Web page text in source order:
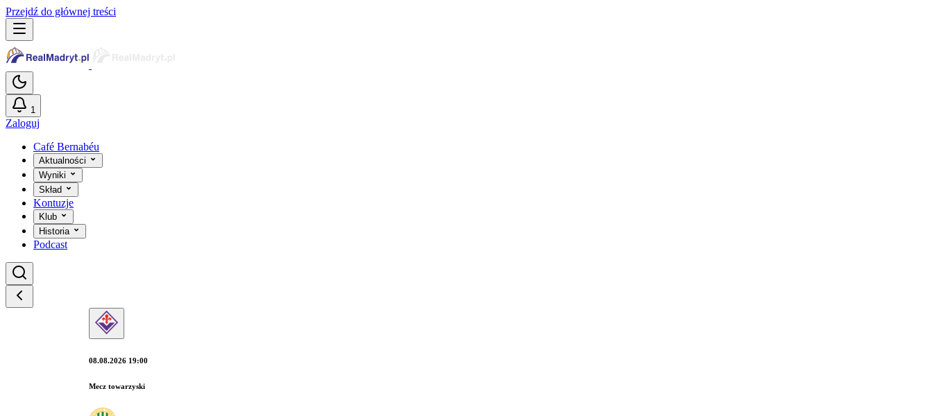
Przejdź do głównej treści
1
Zaloguj
Café Bernabéu
Aktualności
Wyniki
Skład
Kontuzje
Klub
Historia
Podcast
08.08.2026 19:00
Mecz towarzyski